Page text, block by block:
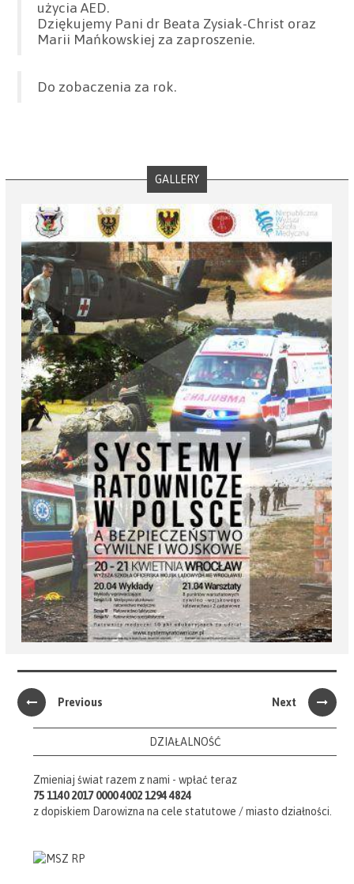
użycia AED.
Dziękujemy Pani dr Beata Zysiak-Christ oraz
Marii Mańkowskiej za zaproszenie.
Do zobaczenia za rok.
GALLERY
Previous Next
DZIAŁALNOŚĆ
Zmieniaj świat razem z nami - wpłać teraz
75 1140 2017 0000 4002 1294 4824
z dopiskiem Darowizna na cele statutowe / miasto działności.